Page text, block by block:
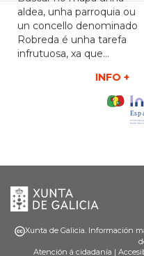
aldea, unha parroquia ou
un concello denominado
Robreda é unha tarefa
infrutuosa, xa que…
INFO +
Xunta
de
Galicia
Xunta de Galicia. Información
Atención á cidadanía |